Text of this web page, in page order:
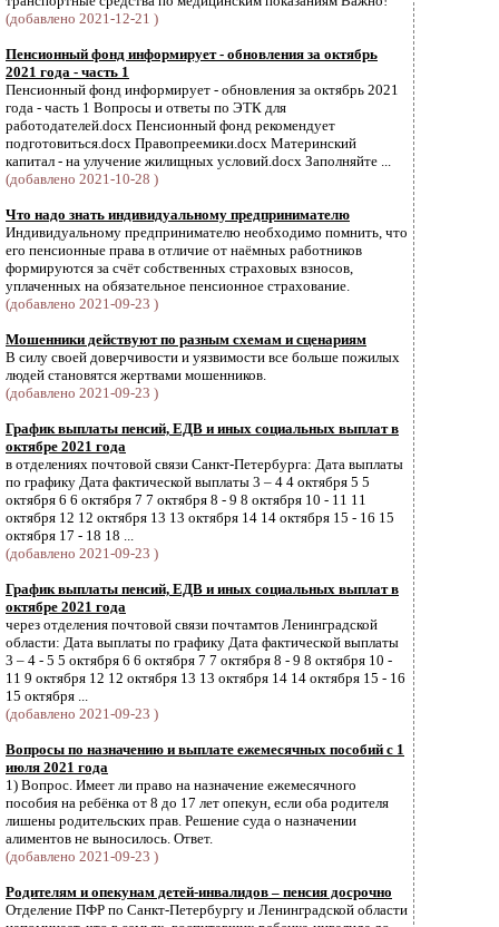
(добавлено 2021-12-21 )
Пенсионный фонд информирует - обновления за октябрь
2021 года - часть 1
Пенсионный фонд информирует - обновления за октябрь 2021
года - часть 1 Вопросы и ответы по ЭТК для
работодателей.docx Пенсионный фонд рекомендует
подготовиться.docx Правопреемики.docx Материнский
капитал - на улучение жилищных условий.docx Заполняйте ...
(добавлено 2021-10-28 )
Что надо знать индивидуальному предпринимателю
Индивидуальному предпринимателю необходимо помнить, что
его пенсионные права в отличие от наёмных работников
формируются за счёт собственных страховых взносов,
уплаченных на обязательное пенсионное страхование.
(добавлено 2021-09-23 )
Мошенники действуют по разным схемам и сценариям
В силу своей доверчивости и уязвимости все больше пожилых
людей становятся жертвами мошенников.
(добавлено 2021-09-23 )
График выплаты пенсий, ЕДВ и иных социальных выплат в
октябре 2021 года
в отделениях почтовой связи Санкт-Петербурга: Дата выплаты
по графику Дата фактической выплаты 3 – 4 4 октября 5 5
октября 6 6 октября 7 7 октября 8 - 9 8 октября 10 - 11 11
октября 12 12 октября 13 13 октября 14 14 октября 15 - 16 15
октября 17 - 18 18 ...
(добавлено 2021-09-23 )
График выплаты пенсий, ЕДВ и иных социальных выплат в
октябре 2021 года
через отделения почтовой связи почтамтов Ленинградской
области: Дата выплаты по графику Дата фактической выплаты
3 – 4 - 5 5 октября 6 6 октября 7 7 октября 8 - 9 8 октября 10 -
11 9 октября 12 12 октября 13 13 октября 14 14 октября 15 - 16
15 октября ...
(добавлено 2021-09-23 )
Вопросы по назначению и выплате ежемесячных пособий с 1
июля 2021 года
1) Вопрос. Имеет ли право на назначение ежемесячного
пособия на ребёнка от 8 до 17 лет опекун, если оба родителя
лишены родительских прав. Решение суда о назначении
алиментов не выносилось. Ответ.
(добавлено 2021-09-23 )
Родителям и опекунам детей-инвалидов – пенсия досрочно
Отделение ПФР по Санкт-Петербургу и Ленинградской области